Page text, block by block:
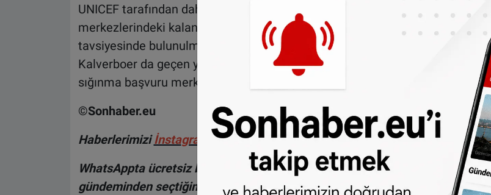
UNICEF tarafından daha önce yapılan açıklamada, Hollanda'da sığınma
merkezlerindeki kalan çocukların koşullarının iyileştirilmesi gerektiği
tavsiyesinde bulunulmuştu. Ayrıca, Hollanda'daki çocuk ombudsmanı
Kalverboer da geçen yıl Ter Apel'deki durumu açıklayan bir rapor yayınlamış
sığınma başvuru merkezindeki çocukların ihmal edildiğini vurgulamıştı.
©Sonhaber.eu
Haberlerimiziİnstagram hesabımızdan da takip edebilirsiniz.
WhatsAppta ücretsiz bültenimize abone olun, Hollanda ve diğer Avrupa
gündeminden seçtiğimiz haberler her gün telefonunuza gelsin!
Abone olmak